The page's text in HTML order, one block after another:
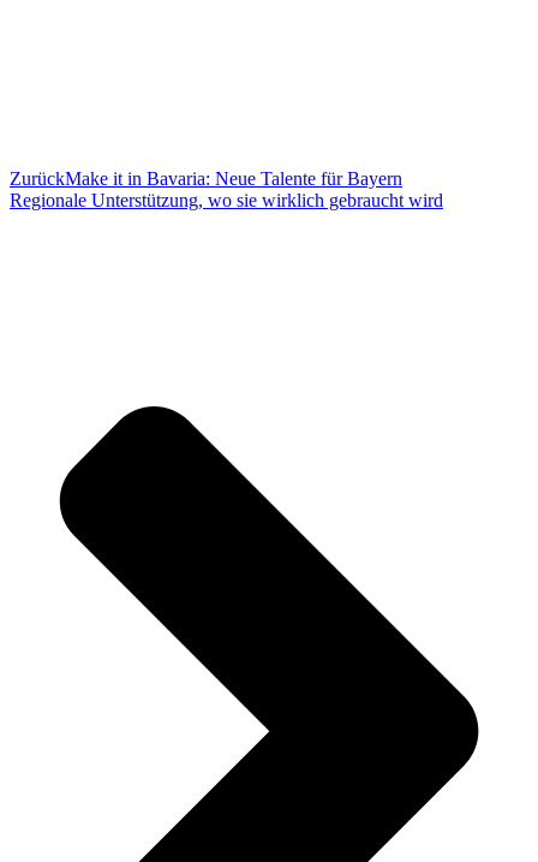
ZurückMake it in Bavaria: Neue Talente für Bayern
Regionale Unterstützung, wo sie wirklich gebraucht wird